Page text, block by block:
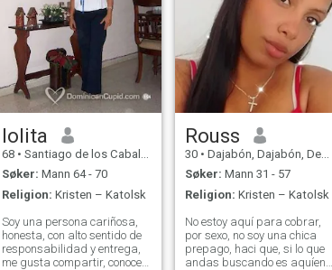
lolita
68 • Santiago de los Caballeros, Santiago, Den Dominikanske Rep.
Søker: Mann 64 - 70
Religion: Kristen – Katolsk
Soy una persona cariñosa,
honesta, con alto sentido de
responsabilidad y entrega,
me gusta compartir, conocer
Rouss
30 • Dajabón, Dajabón, Den Dominikanske Rep.
Søker: Mann 31 - 57
Religion: Kristen – Katolsk
No estoy aquí para cobrar,
por sexo, no soy una chica
prepago, haci que, si lo que
andas buscando es aquíen